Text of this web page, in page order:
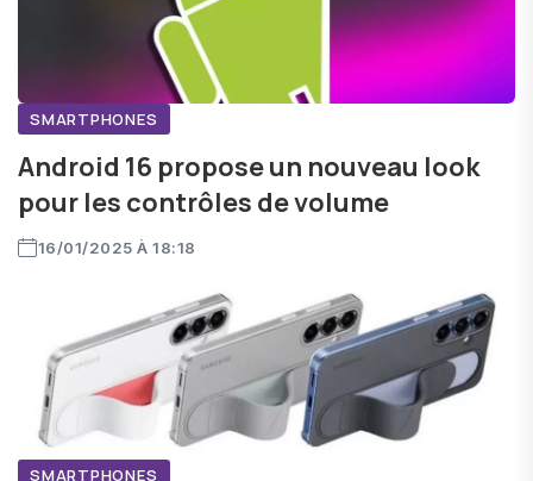
SMARTPHONES
Android 16 propose un nouveau look
pour les contrôles de volume
16/01/2025 À 18:18
SMARTPHONES